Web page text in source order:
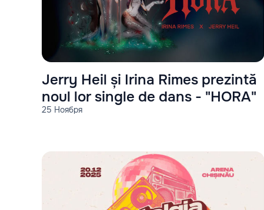
25 Ноября
Jerry Heil și Irina Rimes prezintă
noul lor single de dans - "HORA"